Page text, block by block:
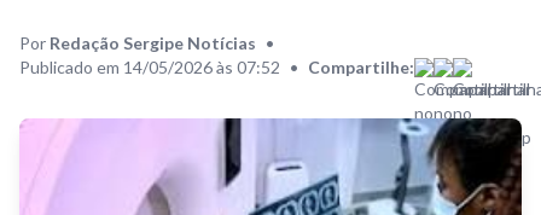
Por Redação Sergipe Notícias •
Publicado em 14/05/2026 às 07:52 • Compartilhe: